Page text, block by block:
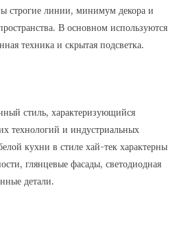
строгие линии, минимум декора и
В основном используются
техника и скрытая подсветка.
стиль, характеризующийся
технологий и индустриальных
кухни в стиле хай-тек характерны
глянцевые фасады, светодиодная
детали.